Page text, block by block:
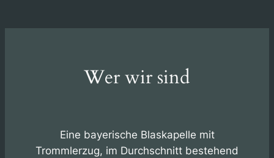
Wer wir sind
Eine bayerische Blaskapelle mit
Trommlerzug, im Durchschnitt bestehend